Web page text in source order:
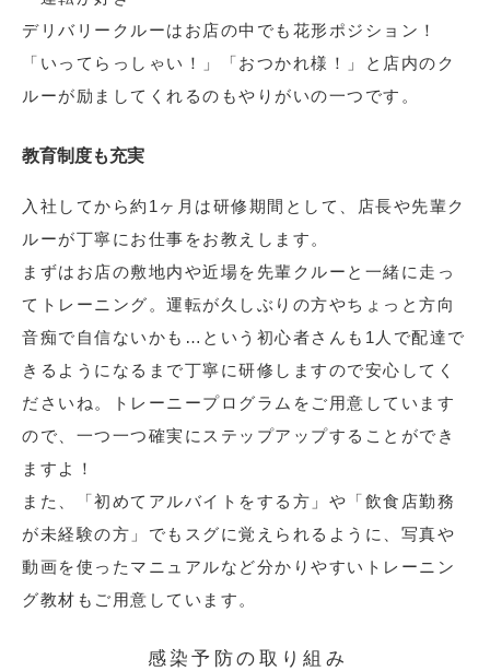
デリバリークルーはお店の中でも花形ポジション！
「いってらっしゃい！」「おつかれ様！」と店内のク
ルーが励ましてくれるのもやりがいの一つです。
教育制度も充実
入社してから約1ヶ月は研修期間として、店長や先輩ク
ルーが丁寧にお仕事をお教えします。
まずはお店の敷地内や近場を先輩クルーと一緒に走っ
てトレーニング。運転が久しぶりの方やちょっと方向
音痴で自信ないかも…という初心者さんも1人で配達で
きるようになるまで丁寧に研修しますので安心してく
ださいね。トレーニープログラムをご用意しています
ので、一つ一つ確実にステップアップすることができ
ますよ！
また、「初めてアルバイトをする方」や「飲食店勤務
が未経験の方」でもスグに覚えられるように、写真や
動画を使ったマニュアルなど分かりやすいトレーニン
グ教材もご用意しています。
感染予防の取り組み